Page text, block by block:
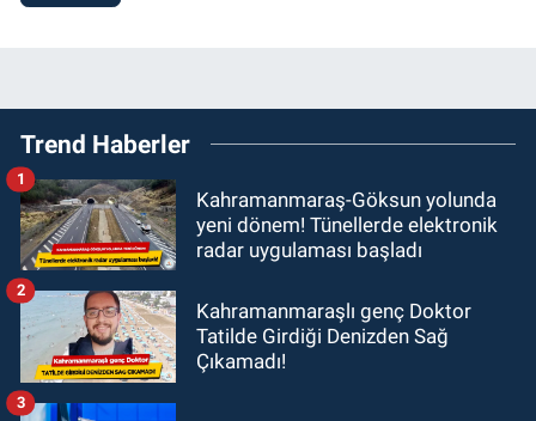
Trend Haberler
Kahramanmaraş-Göksun yolunda
yeni dönem! Tünellerde elektronik
radar uygulaması başladı
1
Kahramanmaraşlı genç Doktor
Tatilde Girdiği Denizden Sağ
Çıkamadı!
2
3